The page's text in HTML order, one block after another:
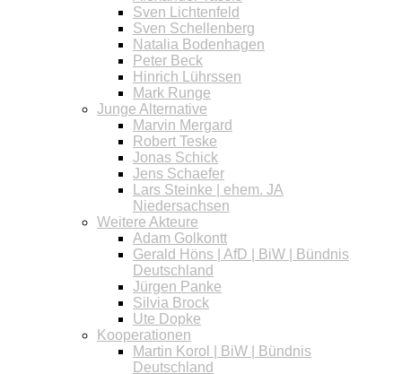
Sven Lichtenfeld
Sven Schellenberg
Natalia Bodenhagen
Peter Beck
Hinrich Lührssen
Mark Runge
Junge Alternative
Marvin Mergard
Robert Teske
Jonas Schick
Jens Schaefer
Lars Steinke | ehem. JA
Niedersachsen
Weitere Akteure
Adam Golkontt
Gerald Höns | AfD | BiW | Bündnis
Deutschland
Jürgen Panke
Silvia Brock
Ute Dopke
Kooperationen
Martin Korol | BiW | Bündnis
Deutschland